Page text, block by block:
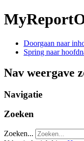
Doorgaan naar
Spring naar
Nav weergave
Navigatie
Zoeken
Zoeken...